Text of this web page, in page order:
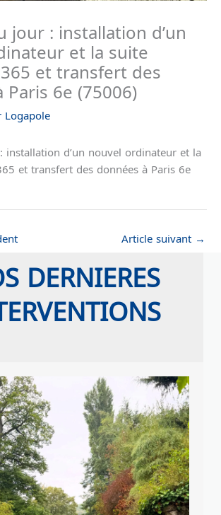
jour : installation d’un
et la suite
et transfert des
Paris 6e (75006)
Logapole
installation d’un nouvel ordinateur et la
et transfert des données à Paris 6e
Article suivant →
DERNIERES